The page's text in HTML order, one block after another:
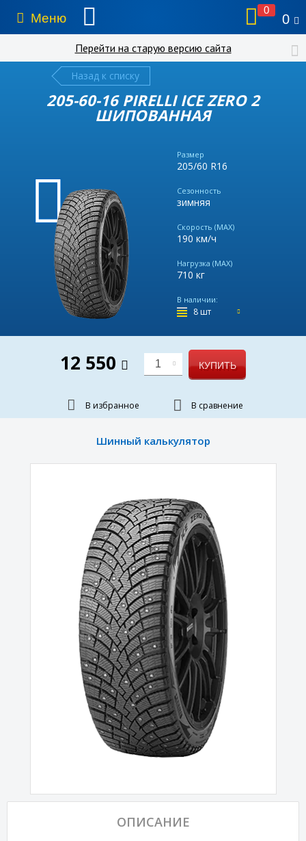
Меню
0
0
Перейти на старую версию сайта
Назад к списку
205-60-16 PIRELLI ICE ZERO 2
ШИПОВАННАЯ
Размер
205/60 R16
Сезонность
зимняя
Скорость (MAX)
190 км/ч
Нагрузка (MAX)
710 кг
В наличии:
8 шт
12 550 1 КУПИТЬ
В избранное В сравнение
Шинный калькулятор
ОПИСАНИЕ